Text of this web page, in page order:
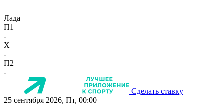
Лада
П1
-
X
-
П2
-
Сделать ставку
25 сентября 2026, Пт, 00:00